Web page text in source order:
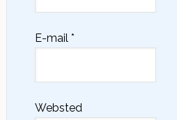
E-mail *
Websted